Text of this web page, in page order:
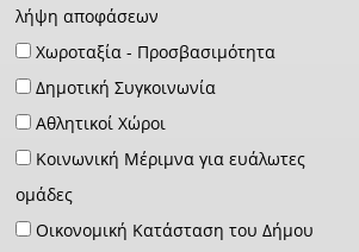
λήψη αποφάσεων
Χωροταξία - Προσβασιμότητα
Δημοτική Συγκοινωνία
Αθλητικοί Χώροι
Κοινωνική Μέριμνα για ευάλωτες
ομάδες
Οικονομική Κατάσταση του Δήμου